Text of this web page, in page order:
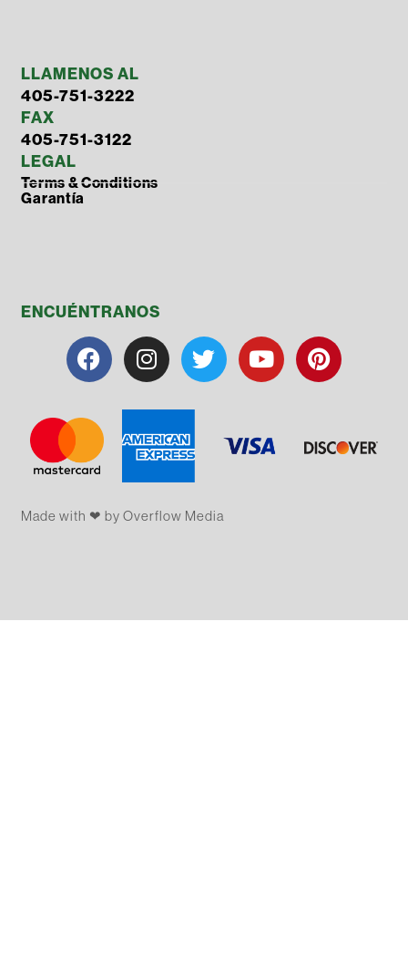
LLAMENOS AL
405-751-3222
FAX
405-751-3122
LEGAL
Terms & Conditions
Garantía
ENCUÉNTRANOS
Made with ❤ by Overflow​​ Media